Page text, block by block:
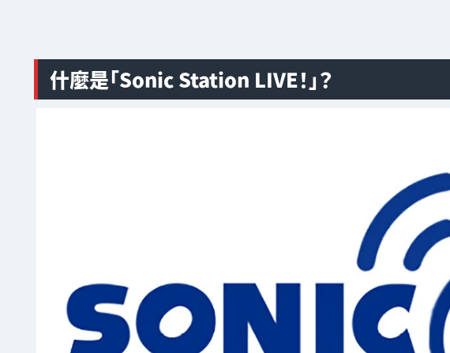
什麼是「Sonic Station LIVE！」？